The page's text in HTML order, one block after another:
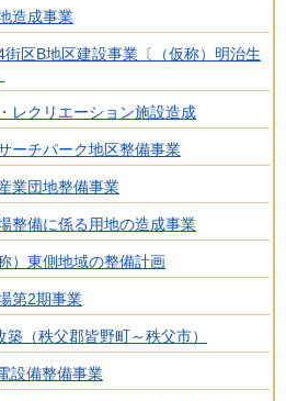
造成事業
区B地区建設事業〔（仮称）明治生
レクリエーション施設造成
ーチパーク地区整備事業
業団地整備事業
整備に係る用地の造成事業
）東側地域の整備計画
第2期事業
（秩父郡皆野町～秩父市）
設備整備事業